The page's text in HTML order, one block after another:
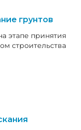
грунтов
этапе принятия
строительства